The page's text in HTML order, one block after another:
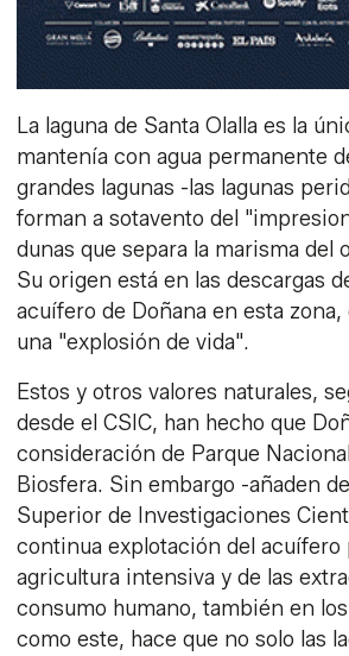
La laguna de Santa Olalla es la
mantenía con agua permanente
grandes lagunas -las lagunas
forman a sotavento del
dunas que separa la marisma del
Su origen está en las descargas
acuífero de Doñana en esta zona,
una "explosión de vida".
Estos y otros valores naturales,
desde el CSIC, han hecho que
consideración de Parque
Biosfera. Sin embargo -añaden
Superior de Investigaciones
continua explotación del acuífero
agricultura intensiva y de las
consumo humano, también en
como este, hace que no solo las